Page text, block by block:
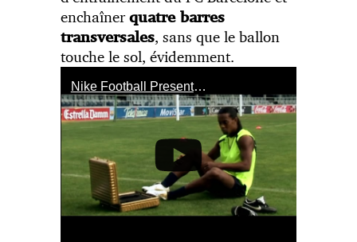
enchaînerquatre barres
transversales, sans que le ballon
touche le sol, évidemment.
Nike Football Presents: Ronaldinho Crossbar